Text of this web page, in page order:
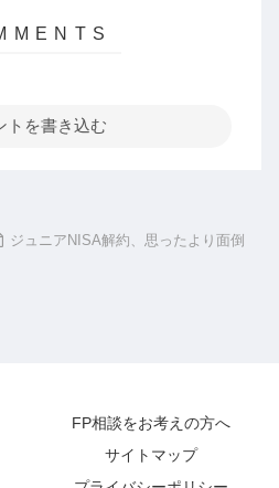
トを書き込む
ジュニアNISA解約、思ったより面倒
FP相談をお考えの方へ
サイトマップ